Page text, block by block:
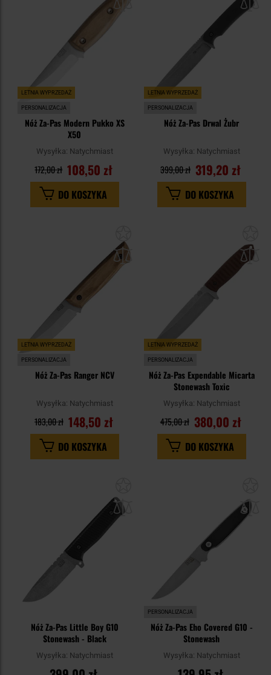
LETNIA WYPRZEDAŻ
PERSONALIZACJA
Nóż Za-Pas Modern Pukko XS
X50
Wysyłka: Natychmiast
108,50 zł
172,00 zł
DO KOSZYKA
LETNIA WYPRZEDAŻ
PERSONALIZACJA
Nóż Za-Pas Drwal Żubr
Wysyłka: Natychmiast
319,20 zł
399,00 zł
DO KOSZYKA
LETNIA WYPRZEDAŻ
PERSONALIZACJA
Nóż Za-Pas Ranger NCV
Wysyłka: Natychmiast
148,50 zł
183,00 zł
DO KOSZYKA
LETNIA WYPRZEDAŻ
PERSONALIZACJA
Nóż Za-Pas Expendable Micarta
Stonewash Toxic
Wysyłka: Natychmiast
380,00 zł
475,00 zł
DO KOSZYKA
Nóż Za-Pas Little Boy G10
Stonewash - Black
Wysyłka: Natychmiast
PERSONALIZACJA
Nóż Za-Pas Eho Covered G10 -
Stonewash
Wysyłka: Natychmiast